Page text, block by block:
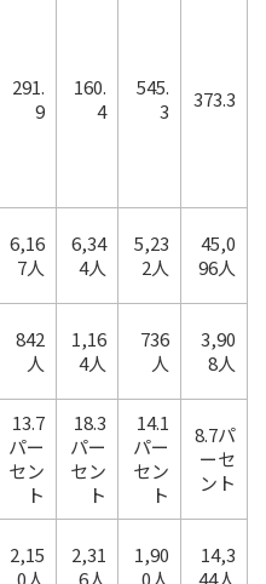
291.
9
160.
4
545.
3
373.3
6,16
7人
6,34
4人
5,23
2人
45,0
96人
842
人
1,16
4人
736
人
3,90
8人
13.7
パー
セン
ト
18.3
パー
セン
ト
14.1
パー
セン
ト
8.7パ
ーセ
ント
2,15
0人
2,31
6人
1,90
0人
14,3
44人